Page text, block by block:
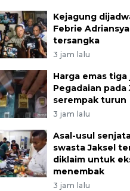
Kejagung
Febrie
tersangka
3 jam lalu
Harga emas tiga
Pegadaian pada
serempak turun
3 jam lalu
Asal-usul
swasta Jaksel
diklaim untuk
menembak
3 jam lalu